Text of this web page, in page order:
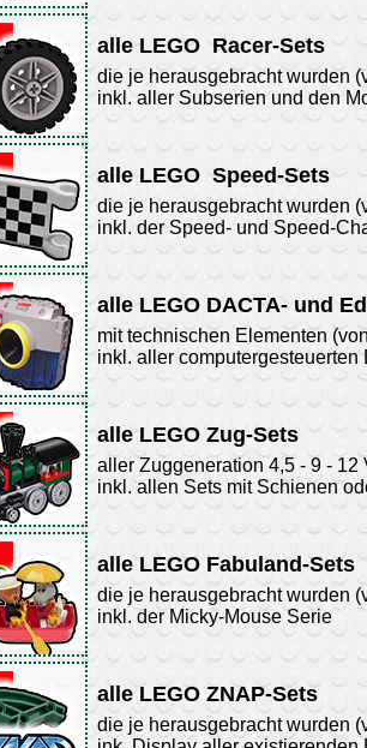
alle LEGO Racer-Sets
die je herausgebracht wurden
inkl. aller Subserien und den
alle LEGO Speed-Sets
die je herausgebracht wurden
inkl. der Speed- und Speed-
alle LEGO DACTA- und
mit technischen Elementen
inkl. aller
alle LEGO Zug-Sets
aller Zuggeneration 4,5 - 9 -
inkl. allen Sets mit Schienen
alle LEGO Fabuland-Sets
die je herausgebracht wurden
inkl. der Micky-Mouse Serie
alle LEGO ZNAP-Sets
die je herausgebracht wurden